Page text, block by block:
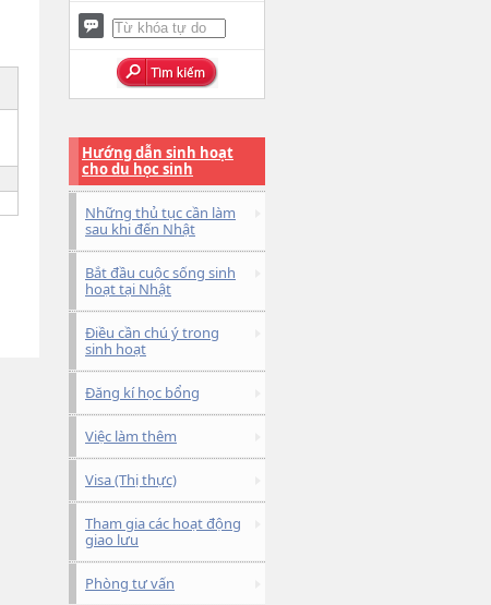
Hướng dẫn sinh hoạt
cho du học sinh
Những thủ tục cần làm
sau khi đến Nhật
Bắt đầu cuộc sống sinh
hoạt tại Nhật
Điều cần chú ý trong
sinh hoạt
Đăng kí học bổng
Việc làm thêm
Visa (Thị thực)
Tham gia các hoạt động
giao lưu
Phòng tư vấn